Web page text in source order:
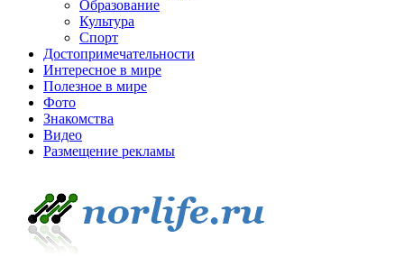
Образование
Культура
Спорт
Достопримечательности
Интересное в мире
Полезное в мире
Фото
Знакомства
Видео
Размещение рекламы